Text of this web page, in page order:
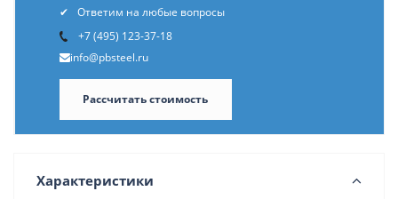
Ответим на любые вопросы
+7 (495) 123-37-18
info@pbsteel.ru
Рассчитать стоимость
Характеристики